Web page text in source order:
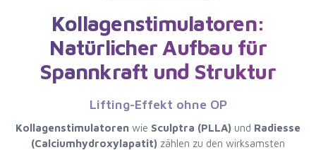
Kollagenstimulatoren:
Natürlicher Aufbau für
Spannkraft und Struktur
Lifting-Effekt ohne OP
Kollagenstimulatoren wie Sculptra (PLLA) und Radiesse
(Calciumhydroxylapatit) zählen zu den wirksamsten